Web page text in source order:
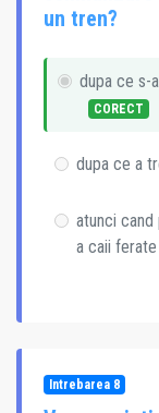
un tren?
dupa ce s-
CORECT
dupa ce a
atunci
a caii ferate
Intrebarea 8